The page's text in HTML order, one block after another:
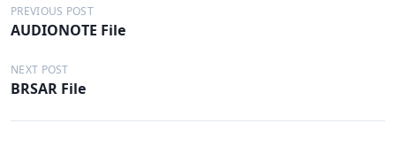
Đ
i
ề
u
h
PREVIOUS POST
AUDIONOTE File
NEXT POST
BRSAR File